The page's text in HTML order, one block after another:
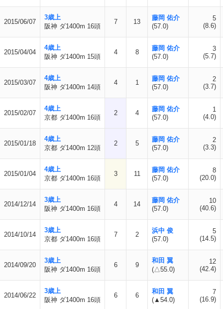
2015/06/07
3歳上
阪神 ダ1400m 16頭
7 13
藤岡 佑介
(57.0)
5
(8.6)
2015/04/04
4歳上
阪神 ダ1400m 15頭
4 8
藤岡 佑介
(57.0)
3
(5.7)
2015/03/07
4歳上
阪神 ダ1400m 14頭
4 1
藤岡 佑介
(57.0)
2
(3.7)
2015/02/07
4歳上
京都 ダ1400m 16頭
2 4
藤岡 佑介
(57.0)
1
(4.0)
2015/01/18
4歳上
京都 ダ1400m 12頭
2 5
藤岡 佑介
(57.0)
2
(3.3)
2015/01/04
4歳上
京都 ダ1400m 16頭
3 11
藤岡 佑介
(57.0)
8
(20.0)
2014/12/14
3歳上
阪神 ダ1400m 16頭
4 14
藤岡 佑介
(57.0)
10
(40.6)
2014/10/14
3歳上
京都 ダ1400m 16頭
7 2
浜中 俊
(57.0)
5
(14.5)
2014/09/20
3歳上
阪神 ダ1400m 16頭
6 9
和田 翼
(△55.0)
12
(42.4)
2014/06/22
3歳上
阪神 ダ1400m 16頭
6 6
和田 翼
(▲54.0)
7
(16.9)